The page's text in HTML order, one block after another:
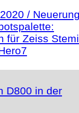
/
für Zeiss Stemi
D800 in der